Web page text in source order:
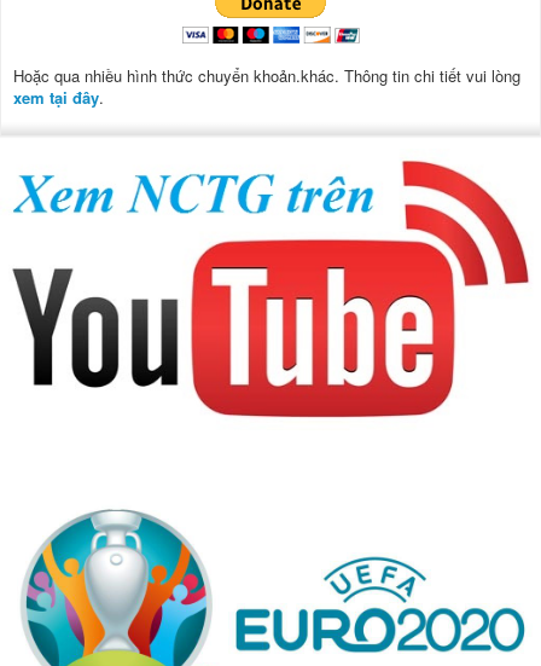
Hoặc qua nhiều hình thức chuyển khoản.khác. Thông tin chi tiết vui lòng
xem tại đây.